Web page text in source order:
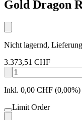
Gold Dragon
Nicht lagernd,
3.373,51 CHF
Inkl. 0,00 CHF
Limit Order